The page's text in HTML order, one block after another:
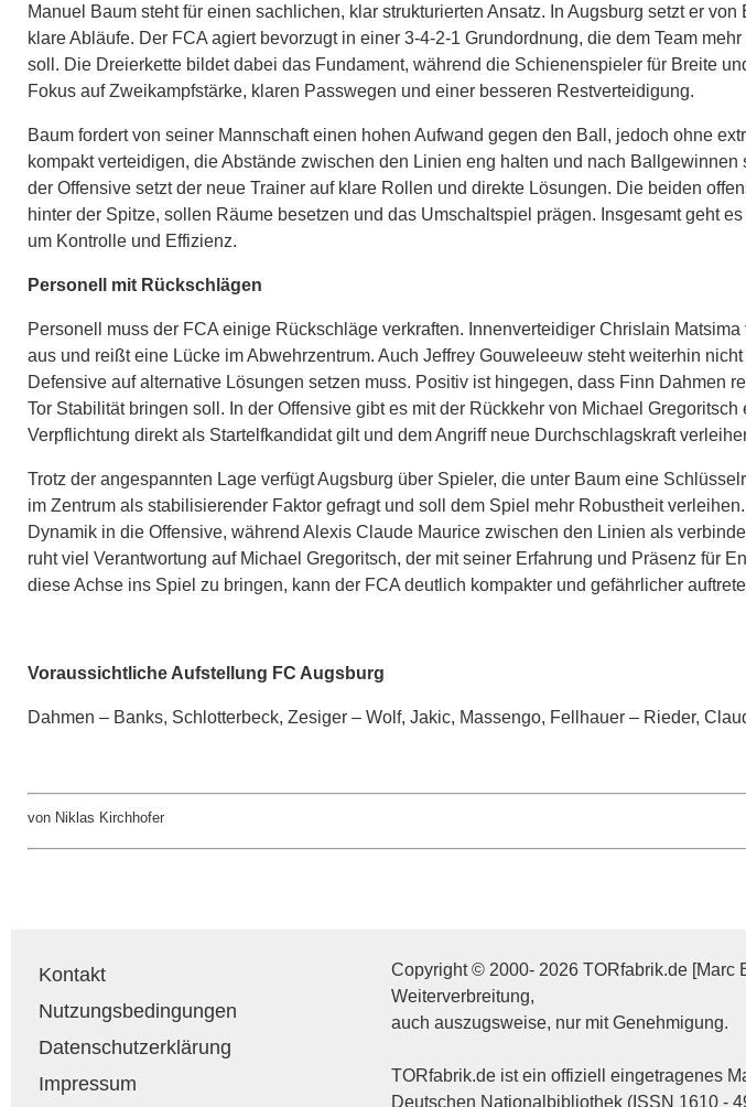
Manuel Baum steht für einen sachlichen, klar strukturierten Ansatz. In Augsburg setzt er
klare Abläufe. Der FCA agiert bevorzugt in einer 3-4-2-1 Grundordnung, die dem Team
soll. Die Dreierkette bildet dabei das Fundament, während die Schienenspieler für Breite
Fokus auf Zweikampfstärke, klaren Passwegen und einer besseren Restverteidigung.
Baum fordert von seiner Mannschaft einen hohen Aufwand gegen den Ball, jedoch ohne
kompakt verteidigen, die Abstände zwischen den Linien eng halten und nach
der Offensive setzt der neue Trainer auf klare Rollen und direkte Lösungen. Die beiden
hinter der Spitze, sollen Räume besetzen und das Umschaltspiel prägen. Insgesamt geht
um Kontrolle und Effizienz.
Personell mit Rückschlägen
Personell muss der FCA einige Rückschläge verkraften. Innenverteidiger Chrislain
aus und reißt eine Lücke im Abwehrzentrum. Auch Jeffrey Gouweleeuw steht weiterhin
Defensive auf alternative Lösungen setzen muss. Positiv ist hingegen, dass Finn Dahmen
Tor Stabilität bringen soll. In der Offensive gibt es mit der Rückkehr von Michael
Verpflichtung direkt als Startelfkandidat gilt und dem Angriff neue Durchschlagskraft
Trotz der angespannten Lage verfügt Augsburg über Spieler, die unter Baum eine
im Zentrum als stabilisierender Faktor gefragt und soll dem Spiel mehr Robustheit
Dynamik in die Offensive, während Alexis Claude Maurice zwischen den Linien als
ruht viel Verantwortung auf Michael Gregoritsch, der mit seiner Erfahrung und Präsenz für
diese Achse ins Spiel zu bringen, kann der FCA deutlich kompakter und gefährlicher
Voraussichtliche Aufstellung FC Augsburg
Dahmen – Banks, Schlotterbeck, Zesiger – Wolf, Jakic, Massengo, Fellhauer – Rieder,
von Niklas Kirchhofer
Kontakt
Nutzungsbedingungen
Datenschutzerklärung
Impressum
Copyright © 2000- 2026 TORfabrik.de [Marc
Weiterverbreitung,
auch auszugsweise, nur mit Genehmigung.
TORfabrik.de ist ein offiziell eingetragenes
Deutschen Nationalbibliothek (ISSN 1610 -